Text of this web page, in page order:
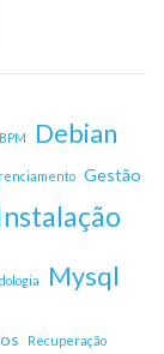
BPM Debian
Gestão
Mysql
Recuperação